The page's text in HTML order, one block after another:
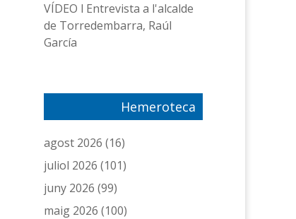
VÍDEO l Entrevista a l'alcalde
de Torredembarra, Raúl
García
Hemeroteca
agost 2026 (16)
juliol 2026 (101)
juny 2026 (99)
maig 2026 (100)